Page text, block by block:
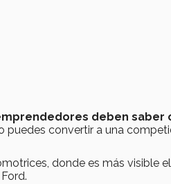
deben saber
puedes convertir a una
donde es más visible